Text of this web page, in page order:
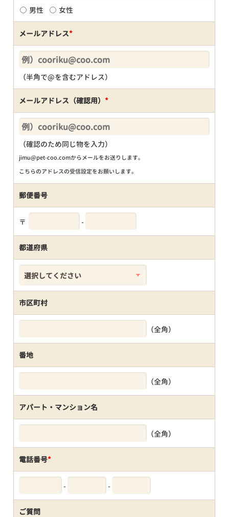
男性 女性
メールアドレス*
（半角で@を含むアドレス）
メールアドレス（確認用） *
（確認のため同じ物を入力）
jimu@pet-coo.comからメールをお送りします。
こちらのアドレスの受信設定をお願いします。
郵便番号
〒 -
都道府県
市区町村
（全角）
番地
（全角）
アパート・マンション名
（全角）
電話番号*
- -
ご質問